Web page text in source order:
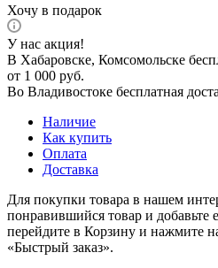
Хочу в подарок
У нас акция!
В Хабаровске, Комсомольске
от 1 000 руб.
Во Владивостоке бесплатная
Наличие
Как купить
Оплата
Доставка
Для покупки товара в нашем
понравившийся товар и добавьте
перейдите в Корзину и нажмите
«Быстрый заказ».